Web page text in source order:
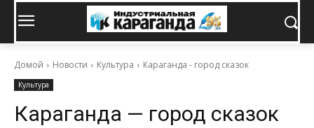
Домой Новости Культура Караганда - город сказок
Культура
Караганда — город сказок